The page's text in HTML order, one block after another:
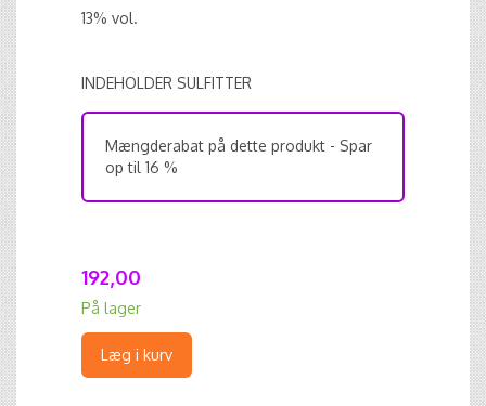
13% vol.
INDEHOLDER SULFITTER
Mængderabat på dette produkt - Spar
op til 16 %
192,00
På lager
Læg i kurv